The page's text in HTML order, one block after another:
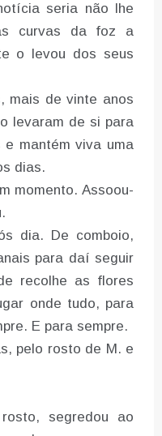
seria não lhe
curvas da foz a
o levou dos seus
mais de vinte anos
levaram de si para
mantém viva uma
dias.
momento. Assoou-
dia. De comboio,
para daí seguir
recolhe as flores
onde tudo, para
E para sempre.
pelo rosto de M. e
segredou ao